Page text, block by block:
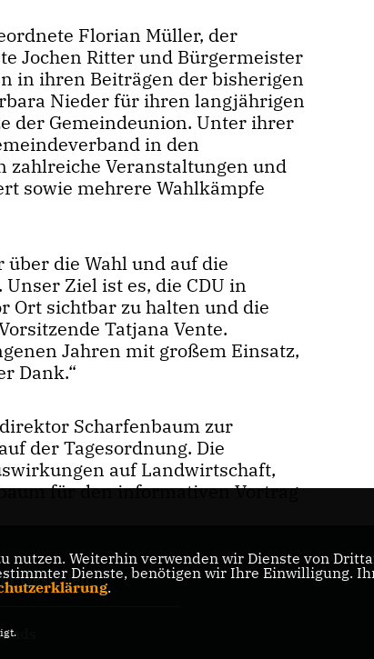
Florian Müller, der
Jochen Ritter und Bürgermeister
in ihren Beiträgen der bisherigen
Nieder für ihren langjährigen
der Gemeindeunion. Unter ihrer
in den
zahlreiche Veranstaltungen und
sowie mehrere Wahlkämpfe
die Wahl und auf die
Ziel ist es, die CDU in
Ort sichtbar zu halten und die
Tatjana Vente.
Jahren mit großem Einsatz,
Dank.“
Scharfenbaum zur
der Tagesordnung. Die
auf Landwirtschaft,
für den informativen Vortrag
Westfalen
nutzen. Weiterhin verwenden wir Dienste von
Dienste, benötigen wir Ihre Einwilligung.
.